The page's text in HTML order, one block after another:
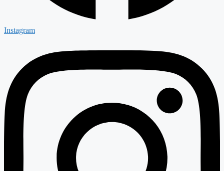
Instagram